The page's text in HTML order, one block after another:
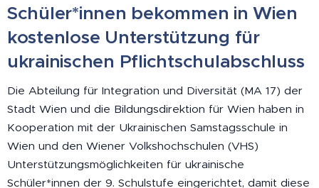
Schüler*innen bekommen in Wien
kostenlose Unterstützung für
ukrainischen Pflichtschulabschluss
Die Abteilung für Integration und Diversität (MA 17) der
Stadt Wien und die Bildungsdirektion für Wien haben in
Kooperation mit der Ukrainischen Samstagsschule in
Wien und den Wiener Volkshochschulen (VHS)
Unterstützungsmöglichkeiten für ukrainische
Schüler*innen der 9. Schulstufe eingerichtet, damit diese